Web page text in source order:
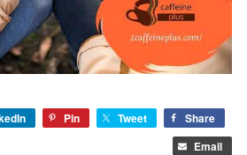
Share
Tweet
Pin
Email